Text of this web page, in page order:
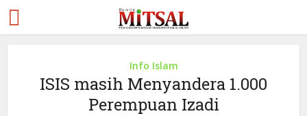
Info Islam
ISIS masih Menyandera 1.000
Perempuan Izadi